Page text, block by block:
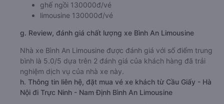
ghế ngồi 130000đ/vé
limousine 130000đ/vé
g. Review, đánh giá chất lượng xe Bình An Limousine
Nhà xe Bình An Limousine được đánh giá với số điểm trung
bình là 5.0/5 dựa trên 2 đánh giá của khách hàng đã trải
nghiệm dịch vụ của nhà xe này.
h. Thông tin liên hệ, đặt mua vé xe khách từ Cầu Giấy - Hà
Nội đi Trực Ninh - Nam Định Bình An Limousine